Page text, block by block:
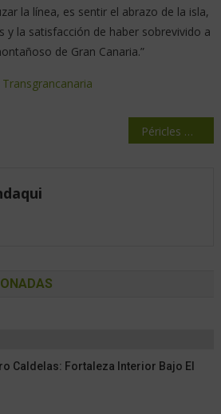
la línea, es sentir el abrazo de la isla,
y la satisfacción de haber sobrevivido a
de Gran Canaria.”
Transgrancanaria
Péricles Maia y Base Trail Run: impulsando el trail running brasileño
Caldelas: Fortaleza Interior Bajo El